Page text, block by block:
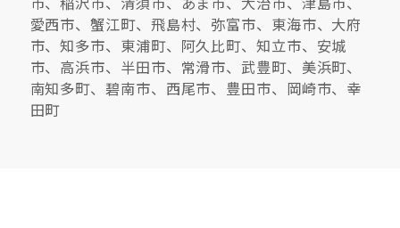
愛西市、蟹江町、飛島村、弥富市、東海市、大府
市、知多市、東浦町、阿久比町、知立市、安城
市、高浜市、半田市、常滑市、武豊町、美浜町、
南知多町、碧南市、西尾市、豊田市、岡崎市、幸
田町